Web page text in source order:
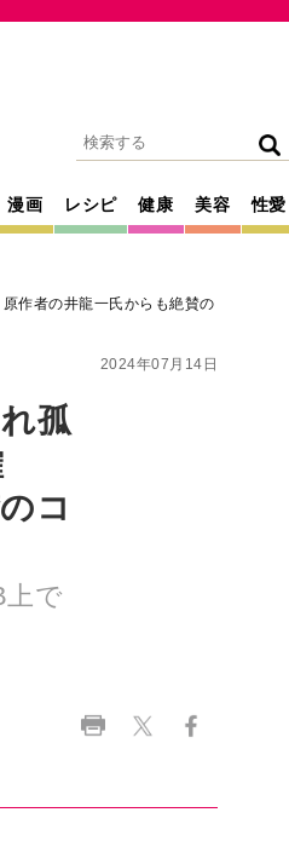
漫画 レシピ 健康 美容 性愛
作者の井龍一氏からも絶賛の
2024年07月14日
孤
コ
で